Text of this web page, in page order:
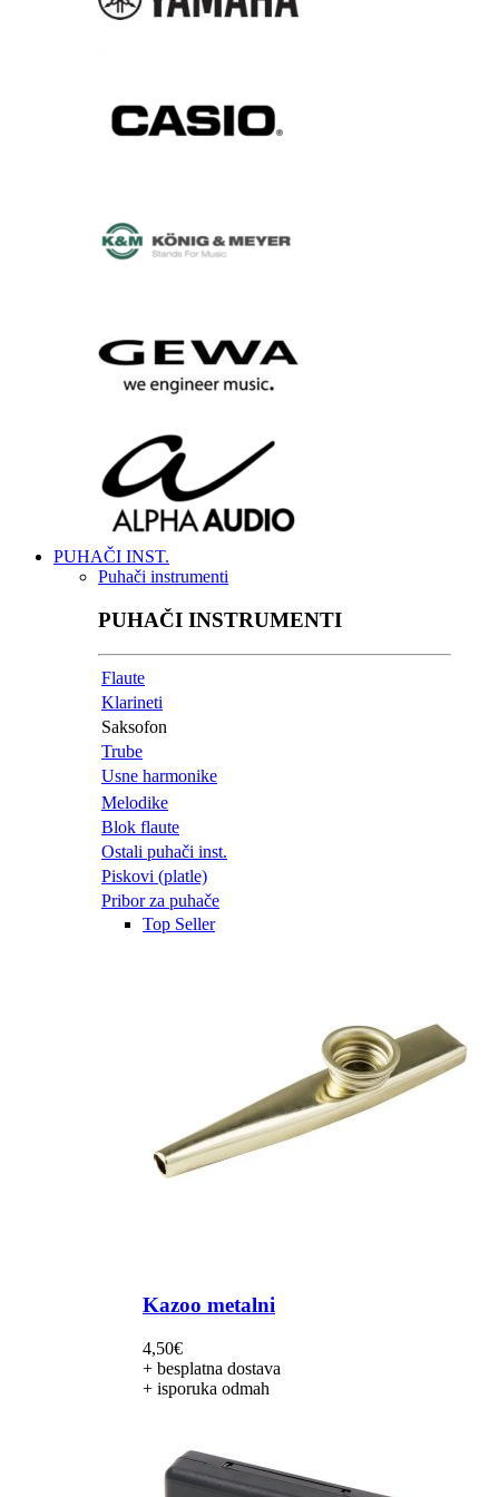
PUHAČI INST.
Puhači instrumenti
PUHAČI INSTRUMENTI
Flaute
Klarineti
Saksofon
Trube
Usne harmonike
Melodike
Blok flaute
Ostali puhači inst.
Piskovi (platle)
Pribor za puhače
Top Seller
Kazoo metalni
4,50€
+ besplatna dostava
+ isporuka odmah